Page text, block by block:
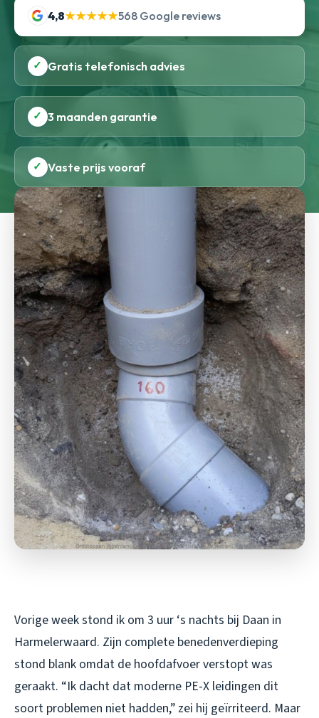
4,8★★★★★568 Google reviews
✓ Gratis telefonisch advies
✓ 3 maanden garantie
✓ Vaste prijs vooraf
Vorige week stond ik om 3 uur ‘s nachts bij Daan in
Harmelerwaard. Zijn complete benedenverdieping
stond blank omdat de hoofdafvoer verstopt was
geraakt. “Ik dacht dat moderne PE-X leidingen dit
soort problemen niet hadden,” zei hij geïrriteerd. Maar